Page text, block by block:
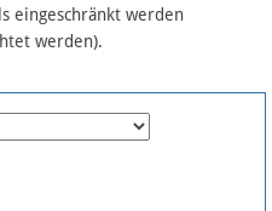
eingeschränkt werden
werden).